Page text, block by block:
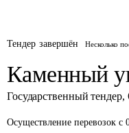
Тендер завершён Несколько
Каменный
Государственный тендер,
Осуществление перевозок с